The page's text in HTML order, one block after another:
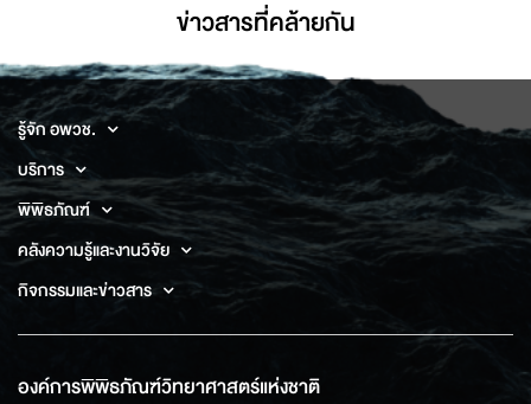
ข่าวสารที่่คล้ายกัน
รู้จัก อพวช.
บริการ
พิพิธภัณฑ์
คลังความรู้และงานวิจัย
กิจกรรมและข่าวสาร
องค์การพิพิธภัณฑ์วิทยาศาสตร์แห่งชาติ